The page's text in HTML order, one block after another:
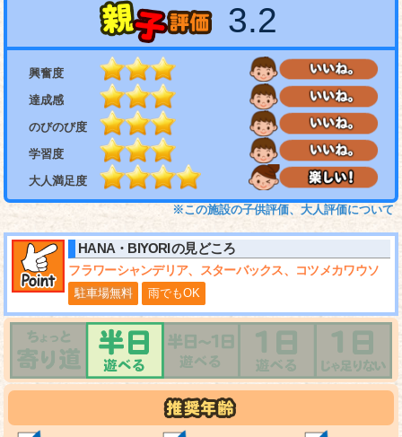
3.2
興奮度
達成感
のびのび度
学習度
大人満足度
※この施設の子供評価、大人評価について
HANA・BIYORIの見どころ
フラワーシャンデリア、スターバックス、コツメカワウソ
駐車場無料 雨でもOK